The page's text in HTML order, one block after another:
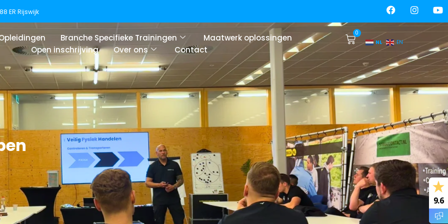
9.6
ER Rijswijk
Branche Specifieke Trainingen
Maatwerk oplossingen
Open inschrijving
Over ons Contact
0
NL
EN